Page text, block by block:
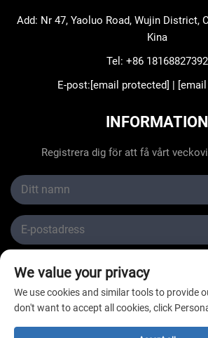
Add: Nr 47, Yaoluo Road, Wujin District,
Kina
Tel: +86 18168827392
E-post: [email protected]
INFORMATION
Registrera dig för att få vårt
ÖVERLÄMNA
We value your privacy
We use cookies and similar tools to provide
don't want to accept all cookies, click